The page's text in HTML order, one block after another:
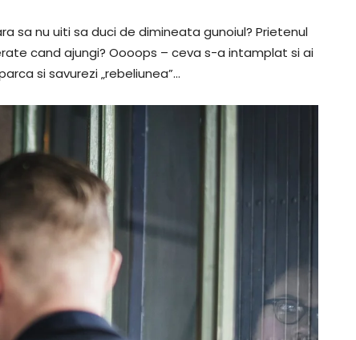
sa nu uiti sa duci de dimineata gunoiul? Prietenul
cand ajungi? Oooops – ceva s-a intamplat si ai
si savurezi „rebeliunea”…